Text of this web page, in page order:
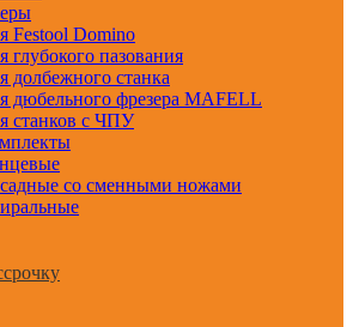
Festool Domino
глубокого пазования
долбежного станка
дюбельного фрезера MAFELL
станков с ЧПУ
со сменными ножами